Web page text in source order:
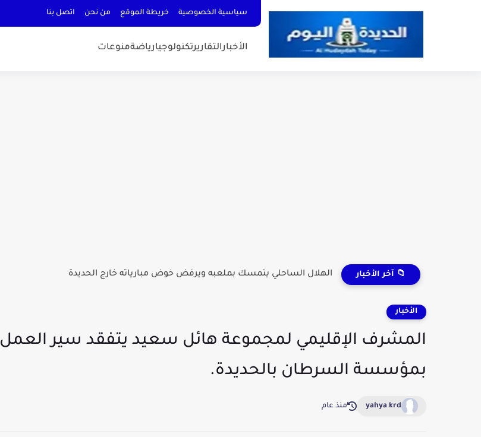
سياسية الخصوصية خريطة الموقع من نحن اتصل بنا
الأخبارالتقاريرتكنولوجيارياضةمنوعات
📁 آخر الأخبار الهلال الساحلي يتمسك بملعبه ويرفض خوض مبارياته خارج الحديدة
الأخبار
المشرف الإقليمي لمجموعة هائل سعيد يتفقد سير العمل
بمؤسسة السرطان بالحديدة.
yahya krd منذ عام